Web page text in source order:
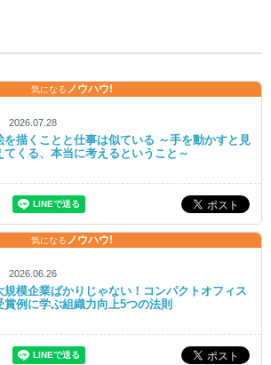
気になるノウハウ!
2026.07.28
を描くことと仕事は似ている ～手を動かすと見
てくる、本当に考えるということ～
気になるノウハウ!
2026.06.26
規模企業ばかりじゃない！コンパクトオフィス
賞例に学ぶ組織力向上5つの法則